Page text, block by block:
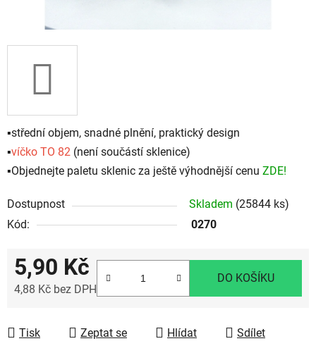
▪️střední objem, snadné plnění, praktický design
▪️víčko TO 82 (není součástí sklenice)
▪️Objednejte paletu sklenic za ještě výhodnější cenu ZDE!
Dostupnost Skladem (25844 ks)
Kód:
0270
5,90 Kč
4,88 Kč bez DPH
DO KOŠÍKU
Tisk Zeptat se Hlídat Sdílet